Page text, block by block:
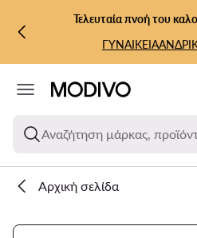
ΜΕΤΆΒΑΣΗ ΣΤΟ ΚΎΡΙΟ
ΜΕΤΆΒΑΣΗ ΣΤΗΝ ΑΝΑΖΉΤΗΣΗ
Τελευταία πνοή του
ΓΥΝΑΙΚΕΙΑ
Αναζήτηση μάρκας,
Αρχική σελίδα